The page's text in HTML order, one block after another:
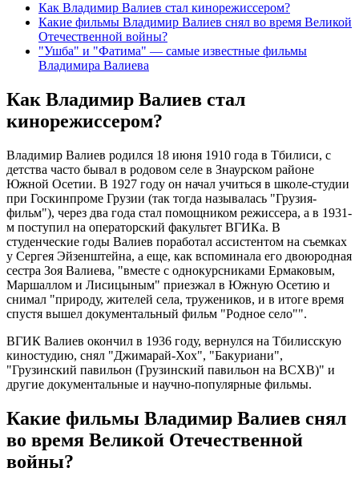
Как Владимир Валиев стал кинорежиссером?
Какие фильмы Владимир Валиев снял во время Великой
Отечественной войны?
"Ушба" и "Фатима" — самые известные фильмы
Владимира Валиева
Как Владимир Валиев стал
кинорежиссером?
Владимир Валиев родился 18 июня 1910 года в Тбилиси, с
детства часто бывал в родовом селе в Знаурском районе
Южной Осетии. В 1927 году он начал учиться в школе-студии
при Госкинпроме Грузии (так тогда называлась "Грузия-
фильм"), через два года стал помощником режиссера, а в 1931-
м поступил на операторский факультет ВГИКа. В
студенческие годы Валиев поработал ассистентом на съемках
у Сергея Эйзенштейна, а еще, как вспоминала его двоюродная
сестра Зоя Валиева, "вместе с однокурсниками Ермаковым,
Маршаллом и Лисицыным" приезжал в Южную Осетию и
снимал "природу, жителей села, тружеников, и в итоге время
спустя вышел документальный фильм "Родное село"".
ВГИК Валиев окончил в 1936 году, вернулся на Тбилисскую
киностудию, снял "Джимарай-Хох", "Бакуриани",
"Грузинский павильон (Грузинский павильон на ВСХВ)" и
другие документальные и научно-популярные фильмы.
Какие фильмы Владимир Валиев снял
во время Великой Отечественной
войны?